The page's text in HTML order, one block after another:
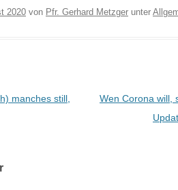
2020 von Pfr. Gerhard Metzger unter
manches still,
Wen Corona will,